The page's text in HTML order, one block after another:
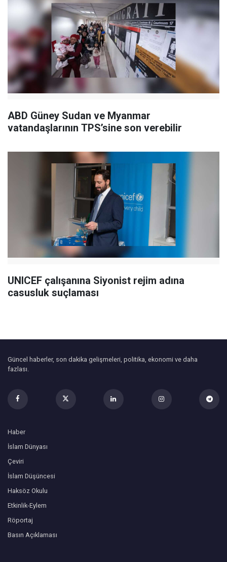
ABD Güney Sudan ve Myanmar
vatandaşlarının TPS’sine son verebilir
UNICEF çalışanına Siyonist rejim adına
casusluk suçlaması
Güncel haberler, son dakika gelişmeleri, politika, ekonomi ve daha
fazlası.
Haber
İslam Dünyası
Çeviri
İslam Düşüncesi
Haksöz Okulu
Etkinlik-Eylem
Röportaj
Basın Açıklaması